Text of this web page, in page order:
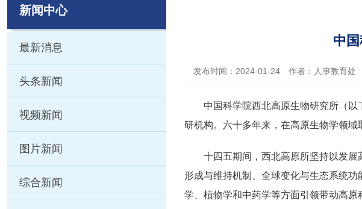
新闻中心
最新消息
头条新闻
视频新闻
图片新闻
综合新闻
中
发布时间：2024-01-24 作者：人事教育处
中国科学院西北高原生物研究所（
研机构。六十多年来，在高原生物学领域
十四五期间，西北高原所坚持以发
形成与维持机制、全球变化与生态系统
学、植物学和中药学等方面引领带动高原